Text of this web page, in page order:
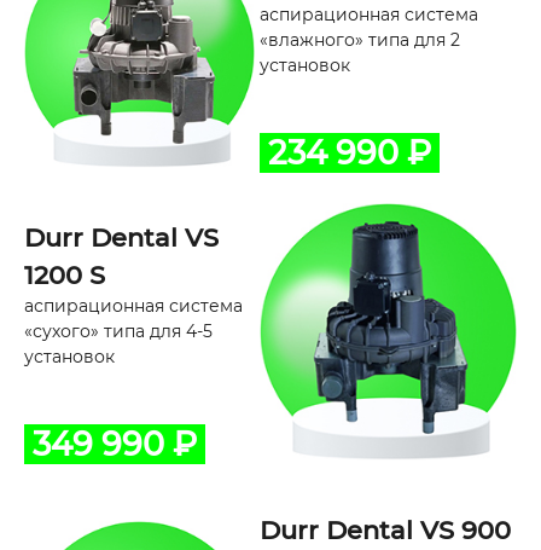
аспирационная система
«влажного» типа для 2
установок
234 990 ₽
Durr Dental VS
1200 S
аспирационная система
«сухого» типа для 4-5
установок
349 990 ₽
Durr Dental VS 900